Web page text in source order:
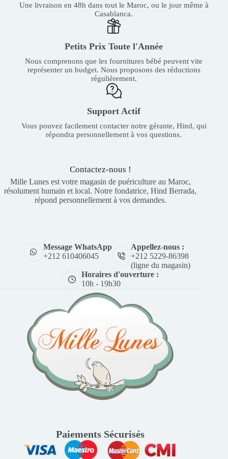
Une livraison en 48h dans tout le Maroc, ou le jour même à
Casablanca.
Petits Prix Toute l'Année
Nous comprenons que les fournitures bébé peuvent vite
représenter un budget. Nous proposons des réductions
régulièrement.
Support Actif
Vous pouvez facilement contacter notre gérante, Hind, qui
répondra personnellement à vos questions.
Contactez-nous !
Mille Lunes est votre magasin de puériculture au Maroc,
résolument humain et local. Notre fondatrice, Hind Berrada,
répond personnellement à vos demandes.
Message WhatsApp
+212 610406045
Appellez-nous :
+212 5229-86398
(ligne du magasin)
Horaires d'ouverture :
10h - 19h30
Paiements Sécurisés